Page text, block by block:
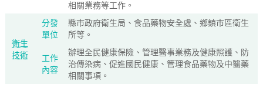
相關業務等工作。
衛生
技術
分發
單位
縣市政府衛生局、食品藥物安全處、鄉鎮市區衛生
所等。
工作
內容
辦理全民健康保險、管理醫事業務及健康照護、防
治傳染病、促進國民健康、管理食品藥物及中醫藥
相關事項。